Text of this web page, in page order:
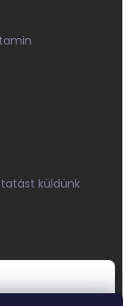
küldünk